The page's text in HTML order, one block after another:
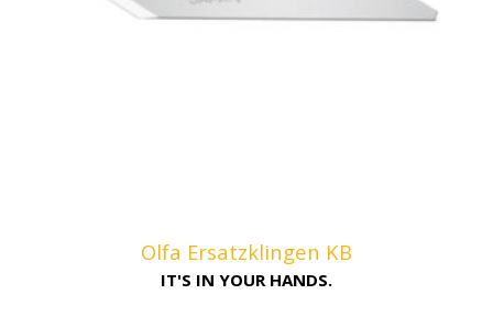
Olfa Ersatzklingen KB
IT'S IN YOUR HANDS.